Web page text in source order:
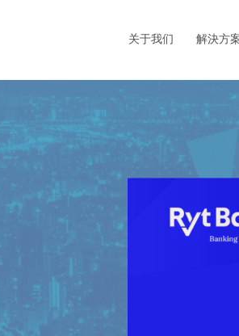
关于我们 解決方